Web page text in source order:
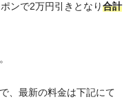
ンで2万円引きとなり合計
、最新の料金は下記にて